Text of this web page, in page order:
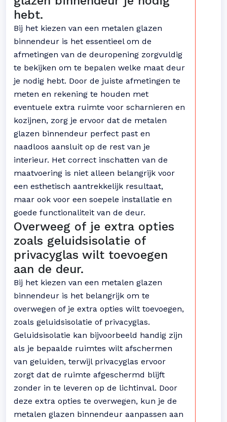
hebt.
Bij het kiezen van een metalen glazen
binnendeur is het essentieel om de
afmetingen van de deuropening zorgvuldig
te bekijken om te bepalen welke maat deur
je nodig hebt. Door de juiste afmetingen te
meten en rekening te houden met
eventuele extra ruimte voor scharnieren en
kozijnen, zorg je ervoor dat de metalen
glazen binnendeur perfect past en
naadloos aansluit op de rest van je
interieur. Het correct inschatten van de
maatvoering is niet alleen belangrijk voor
een esthetisch aantrekkelijk resultaat,
maar ook voor een soepele installatie en
goede functionaliteit van de deur.
Overweeg of je extra opties
zoals geluidsisolatie of
privacyglas wilt toevoegen
aan de deur.
Bij het kiezen van een metalen glazen
binnendeur is het belangrijk om te
overwegen of je extra opties wilt toevoegen,
zoals geluidsisolatie of privacyglas.
Geluidsisolatie kan bijvoorbeeld handig zijn
als je bepaalde ruimtes wilt afschermen
van geluiden, terwijl privacyglas ervoor
zorgt dat de ruimte afgeschermd blijft
zonder in te leveren op de lichtinval. Door
deze extra opties te overwegen, kun je de
metalen glazen binnendeur aanpassen aan